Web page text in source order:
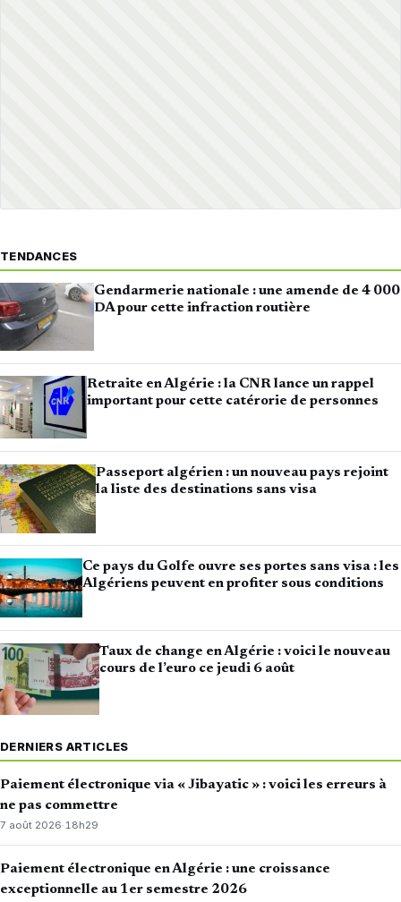
TENDANCES
Gendarmerie nationale : une amende de 4 000
DA pour cette infraction routière
Retraite en Algérie : la CNR lance un rappel
important pour cette catérorie de personnes
Passeport algérien : un nouveau pays rejoint
la liste des destinations sans visa
Ce pays du Golfe ouvre ses portes sans visa : les
Algériens peuvent en profiter sous conditions
Taux de change en Algérie : voici le nouveau
cours de l’euro ce jeudi 6 août
DERNIERS ARTICLES
Paiement électronique via « Jibayatic » : voici les erreurs à
ne pas commettre
7 août 2026·18h29
Paiement électronique en Algérie : une croissance
exceptionnelle au 1er semestre 2026